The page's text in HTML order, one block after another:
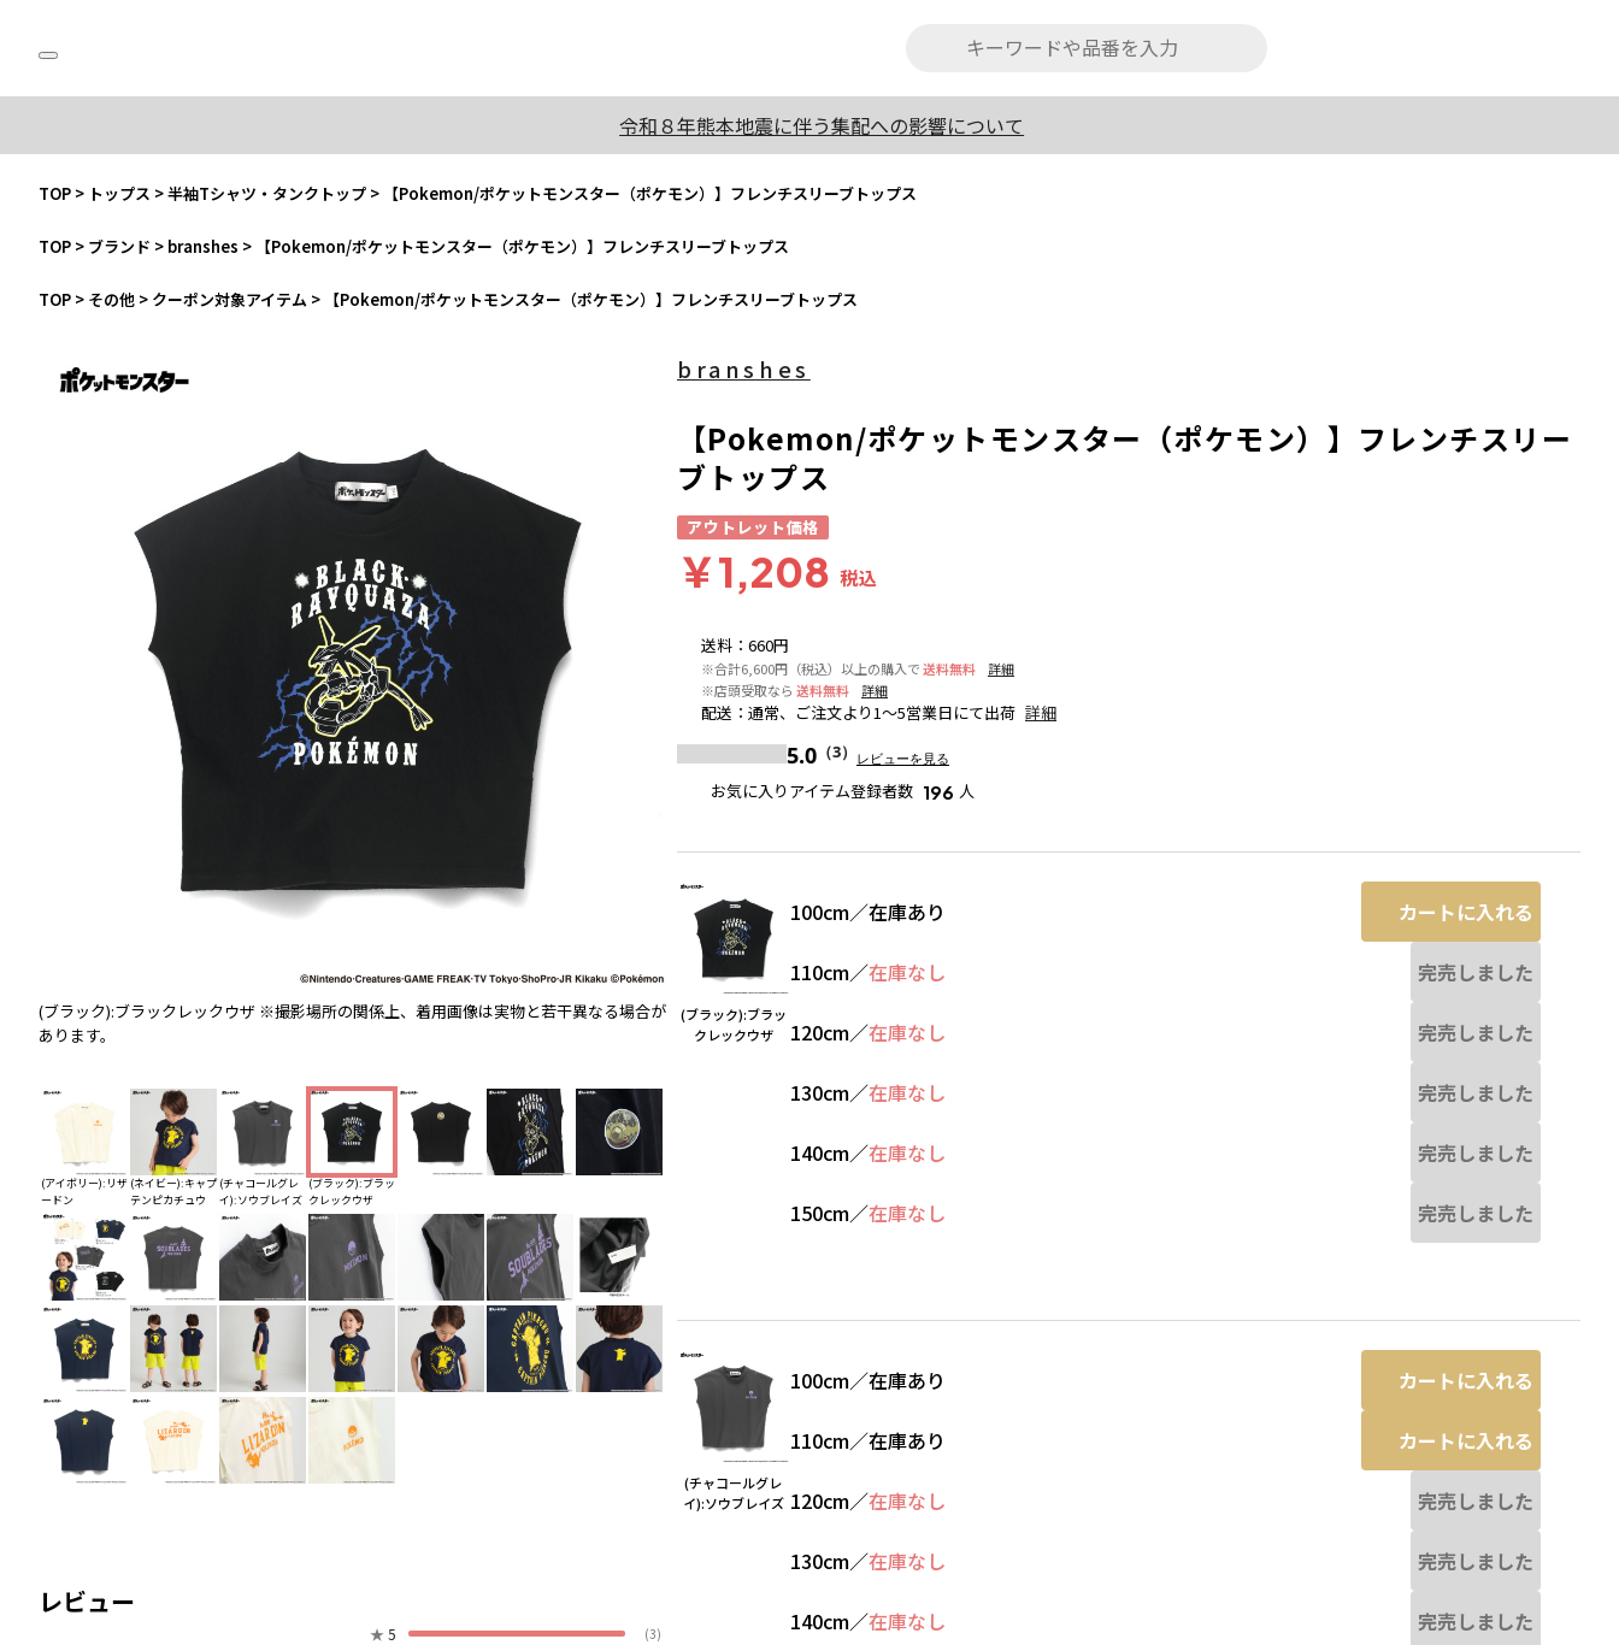
令和８年熊本地震に伴う集配への影響について
TOP > トップス >半袖Tシャツ・タンクトップ > 【Pokemon/ポケットモンスター（ポケモン）】フレンチスリーブトップス
TOP > ブランド > branshes > 【Pokemon/ポケットモンスター（ポケモン）】フレンチスリーブトップス
TOP > その他 > クーポン対象アイテム > 【Pokemon/ポケットモンスター（ポケモン）】フレンチスリーブトップス
(ブラック):ブラックレックウザ ※撮影場所の関係上、着用画像は実物と若干異なる場合が
あります。
(ブラック):ブラックレックウザ (ブラック):ブラックレックウザ
(アイボリー):リザ
ードン
(ネイビー):キャプ
テンピカチュウ
(チャコールグレ
イ):ソウブレイズ
(ブラック):ブラッ
クレックウザ
レビュー
★ 5 (3)
送料 ： 660円
※合計6,600円（税込）以上の購入で送料無料
詳細
※店頭受取なら 送料無料 詳細
配送 ： 通常、ご注文より1～5営業日にて出荷 詳細
5.0 （3） レビューを見る
お気に入りアイテム登録者数 196 人
branshes
【Pokemon/ポケットモンスター（ポケモン）】フレンチスリー
ブトップス
アウトレット価格
￥1,208 税込
(ブラック):ブラッ
クレックウザ
100cm／在庫あり カートに入れる
110cm／在庫なし 完売しました
120cm／在庫なし 完売しました
130cm／在庫なし 完売しました
140cm／在庫なし 完売しました
150cm／在庫なし 完売しました
(チャコールグレ
イ):ソウブレイズ
100cm／在庫あり カートに入れる
110cm／在庫あり カートに入れる
120cm／在庫なし 完売しました
130cm／在庫なし 完売しました
140cm／在庫なし 完売しました